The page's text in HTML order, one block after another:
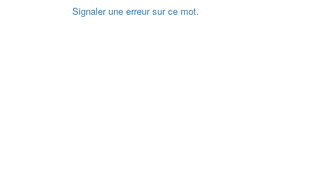
Signaler une erreur sur ce mot.